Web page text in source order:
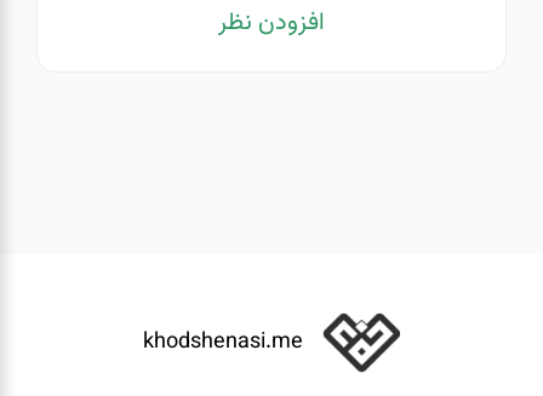
افزودن نظر
khodshenasi.me